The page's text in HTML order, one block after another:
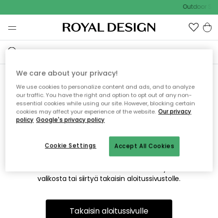
Outdoor
Emme valitettavasti löydä
etsimääsi sivua
Tämä voi johtua siitä, että sivua ei enää ole tai siitä, että se
on siirretty muualle. Pahoittelemme tästä mahdollisesti
valikosta tai siirtyä takaisin aloitussivustolle.
Takaisin aloitussivulle
We care about your privacy!
We use cookies to personalize content and ads, and to analyze
our traffic. You have the right and option to opt out of any non-
essential cookies while using our site. However, blocking certain
cookies may affect your experience of the website. Our privacy
policy Google's privacy policy
Accept All Cookies
Cookie Settings